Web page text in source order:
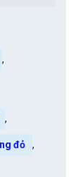
,
,
đỏ ,